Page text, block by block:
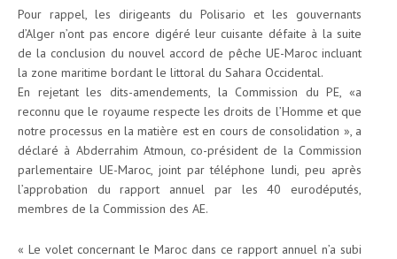
Pour rappel, les dirigeants du Polisario et les gouvernants
d’Alger n’ont pas encore digéré leur cuisante défaite à la suite
de la conclusion du nouvel accord de pêche UE-Maroc incluant
la zone maritime bordant le littoral du Sahara Occidental.
En rejetant les dits-amendements, la Commission du PE, «a
reconnu que le royaume respecte les droits de l’Homme et que
notre processus en la matière est en cours de consolidation », a
déclaré à Abderrahim Atmoun, co-président de la Commission
parlementaire UE-Maroc, joint par téléphone lundi, peu après
l’approbation du rapport annuel par les 40 eurodéputés,
membres de la Commission des AE.
« Le volet concernant le Maroc dans ce rapport annuel n’a subi